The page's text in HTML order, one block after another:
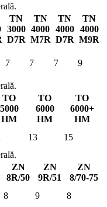
TN
3000
D7R
TN
4000
M7R
TN
4000
D7R
TN
4000
M9R
7 7 7 9
TO
5000
HM
TO
6000
HM
TO
6000+
HM
13
15
ZN
8R/50
ZN
9R/51
ZN
8/70-75
8 9 8